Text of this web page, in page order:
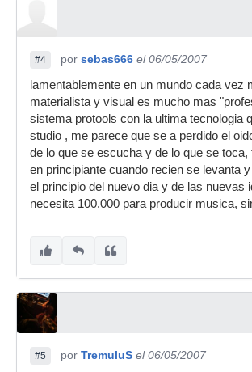
#4 por sebas666 el 06/05/2007
lamentablemente en un mundo cada vez
materialista y visual es mucho mas
sistema protools con la ultima tecnologia
studio , me parece que se a perdido el
de lo que se escucha y de lo que se toca,
en principiante cuando recien se levanta
el principio del nuevo dia y de las nuevas
necesita 100.000 para producir musica,
#5 por TremuluS el 06/05/2007